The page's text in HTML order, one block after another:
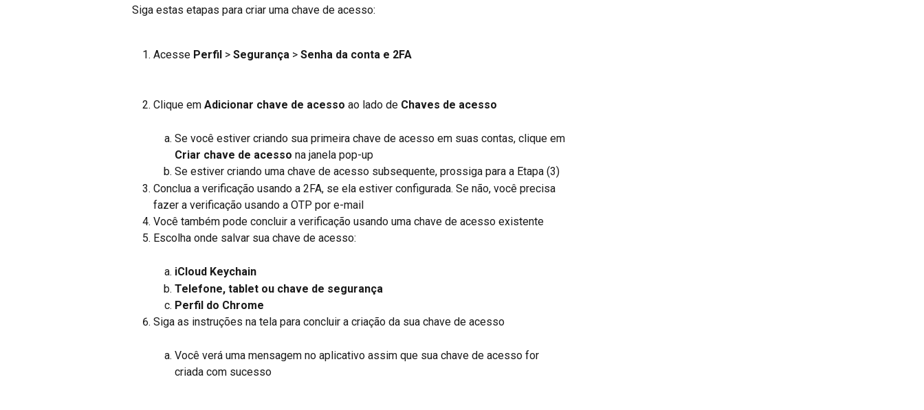
Siga estas etapas para criar uma chave de acesso:
Acesse Perfil > Segurança > Senha da conta e 2FA
Clique em Adicionar chave de acesso ao lado de Chaves de acesso
Se você estiver criando sua primeira chave de acesso em suas contas, clique em
Criar chave de acesso na janela pop-up
Se estiver criando uma chave de acesso subsequente, prossiga para a Etapa (3)
Conclua a verificação usando a 2FA, se ela estiver configurada. Se não, você precisa
fazer a verificação usando a OTP por e-mail
Você também pode concluir a verificação usando uma chave de acesso existente
Escolha onde salvar sua chave de acesso:
iCloud Keychain
Telefone, tablet ou chave de segurança
Perfil do Chrome
Siga as instruções na tela para concluir a criação da sua chave de acesso
Você verá uma mensagem no aplicativo assim que sua chave de acesso for
criada com sucesso